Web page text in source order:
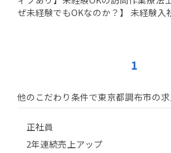
ぜ未経験でもOKなのか？】 未経験入
1
他のこだわり条件で東京都調布市の
正社員
2年連続売上アップ